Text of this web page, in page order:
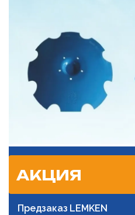
АКЦИЯ
Предзаказ LEMKEN